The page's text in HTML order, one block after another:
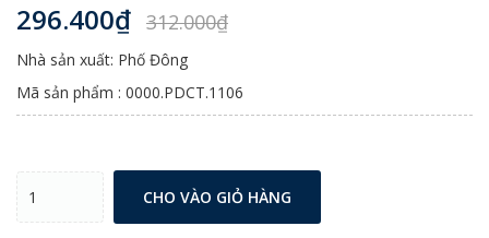
296.400₫ 312.000₫
Nhà sản xuất: Phố Đông
Mã sản phẩm : 0000.PDCT.1106
CHO VÀO GIỎ HÀNG